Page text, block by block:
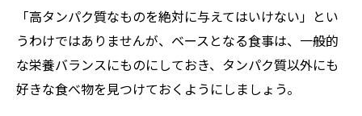
「高タンパク質なものを絶対に与えてはいけない」とい
うわけではありませんが、ベースとなる食事は、一般的
な栄養バランスにものにしておき、タンパク質以外にも
好きな食べ物を見つけておくようにしましょう。